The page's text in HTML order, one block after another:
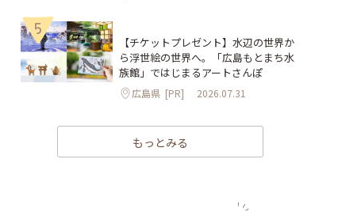
5
【チケットプレゼント】水辺の世界か
ら浮世絵の世界へ。「広島もとまち水
族館」ではじまるアートさんぽ
広島県 [PR] 2026.07.31
もっとみる